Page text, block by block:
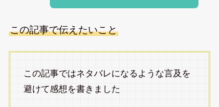
この記事で伝えたいこと
この記事ではネタバレになるような言及を
避けて感想を書きました